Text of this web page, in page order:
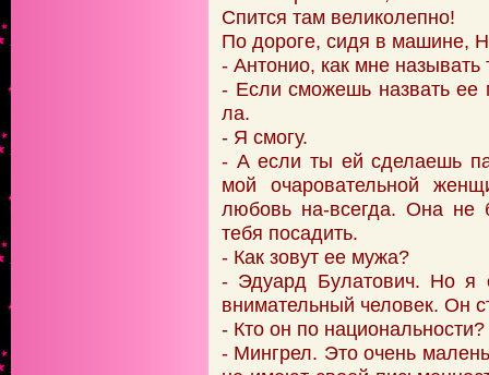
Спится там великолепно!
По дороге, сидя в машине,
- Антонио, как мне
- Если сможешь назвать ее
ла.
- Я смогу.
- А если ты ей сделаешь
мой очаровательной
любовь на-всегда. Она не
тебя посадить.
- Как зовут ее мужа?
- Эдуард Булатович. Но я
внимательный человек. Он
- Кто он по национальности?
- Мингрел. Это очень